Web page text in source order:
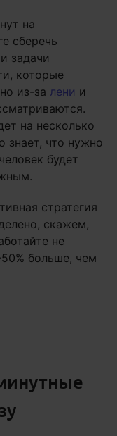
на
сберечь
задачи
которые
из-за лени и
на несколько
знает, что нужно
будет
стратегия
скажем,
не
больше, чем